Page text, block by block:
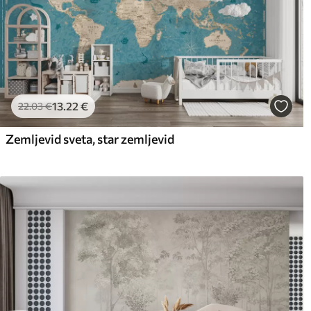
22.03€13.22€
Zemljevid sveta, star zemljevid